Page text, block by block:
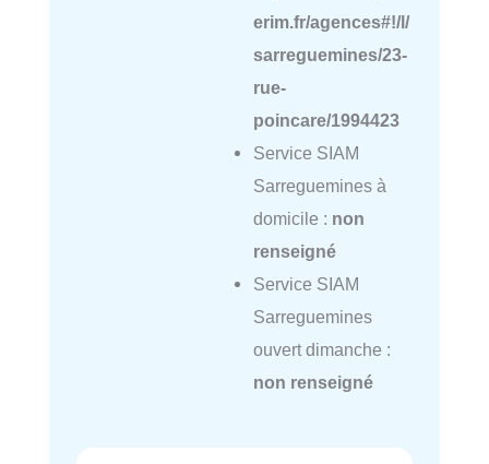
erim.fr/agences#!/l/
sarreguemines/23-
rue-
poincare/1994423
Service SIAM
Sarreguemines à
domicile : non
renseigné
Service SIAM
Sarreguemines
ouvert dimanche :
non renseigné